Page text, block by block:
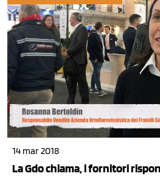
14 mar 2018
La Gdo chiama, i fornitori